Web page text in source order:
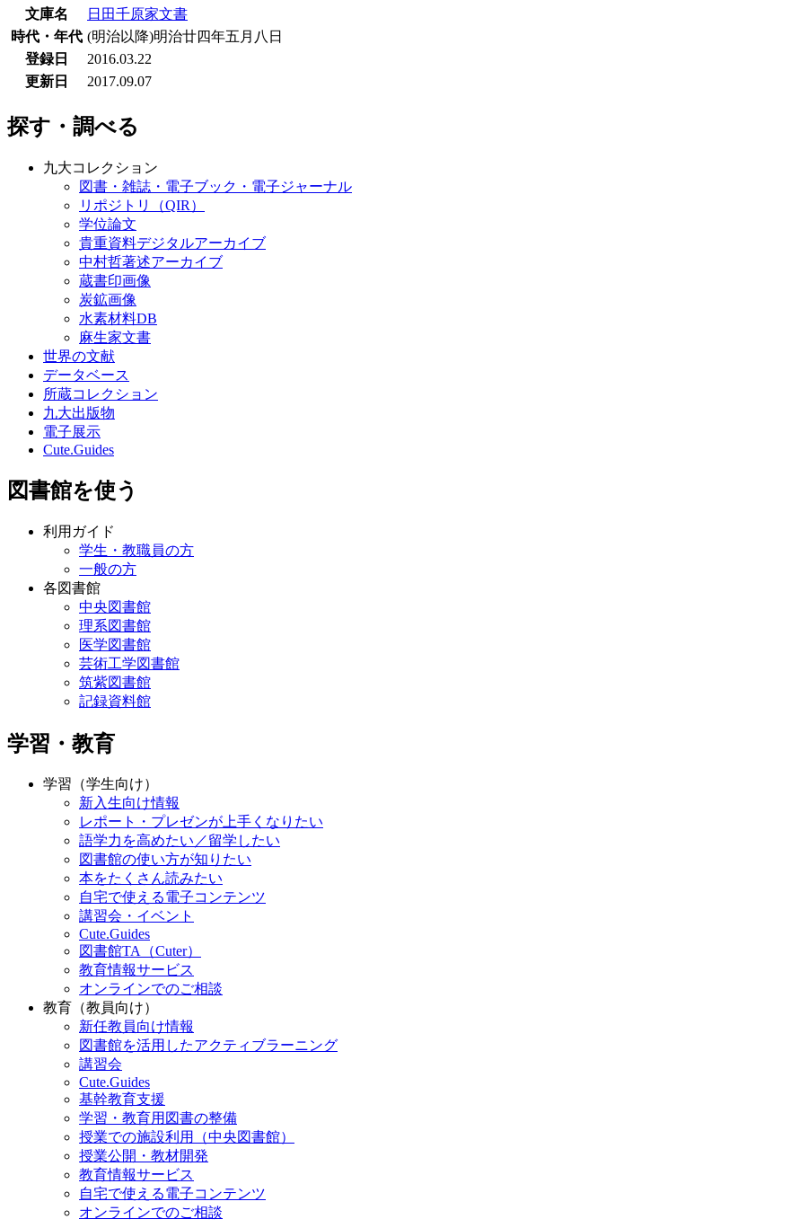
文庫名
日田千原家文書
時代・年代 (明治以降)明治廿四年五月八日
登録日
2016.03.22
更新日
2017.09.07
探す・調べる
九大コレクション
図書・雑誌・電子ブック・電子ジャーナル
リポジトリ（QIR）
学位論文
貴重資料デジタルアーカイブ
中村哲著述アーカイブ
蔵書印画像
炭鉱画像
水素材料DB
麻生家文書
世界の文献
データベース
所蔵コレクション
九大出版物
電子展示
Cute.Guides
図書館を使う
利用ガイド
学生・教職員の方
一般の方
各図書館
中央図書館
理系図書館
医学図書館
芸術工学図書館
筑紫図書館
記録資料館
学習・教育
学習（学生向け）
新入生向け情報
レポート・プレゼンが上手くなりたい
語学力を高めたい／留学したい
図書館の使い方が知りたい
本をたくさん読みたい
自宅で使える電子コンテンツ
講習会・イベント
Cute.Guides
図書館TA（Cuter）
教育情報サービス
オンラインでのご相談
教育（教員向け）
新任教員向け情報
図書館を活用したアクティブラーニング
講習会
Cute.Guides
基幹教育支援
学習・教育用図書の整備
授業での施設利用（中央図書館）
授業公開・教材開発
教育情報サービス
自宅で使える電子コンテンツ
オンラインでのご相談